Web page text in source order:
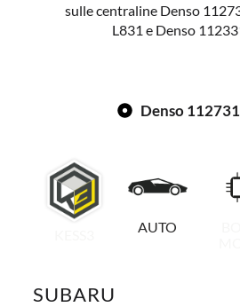
sulle centraline Denso
L831 e Denso
Denso
AUTO
SUBARU